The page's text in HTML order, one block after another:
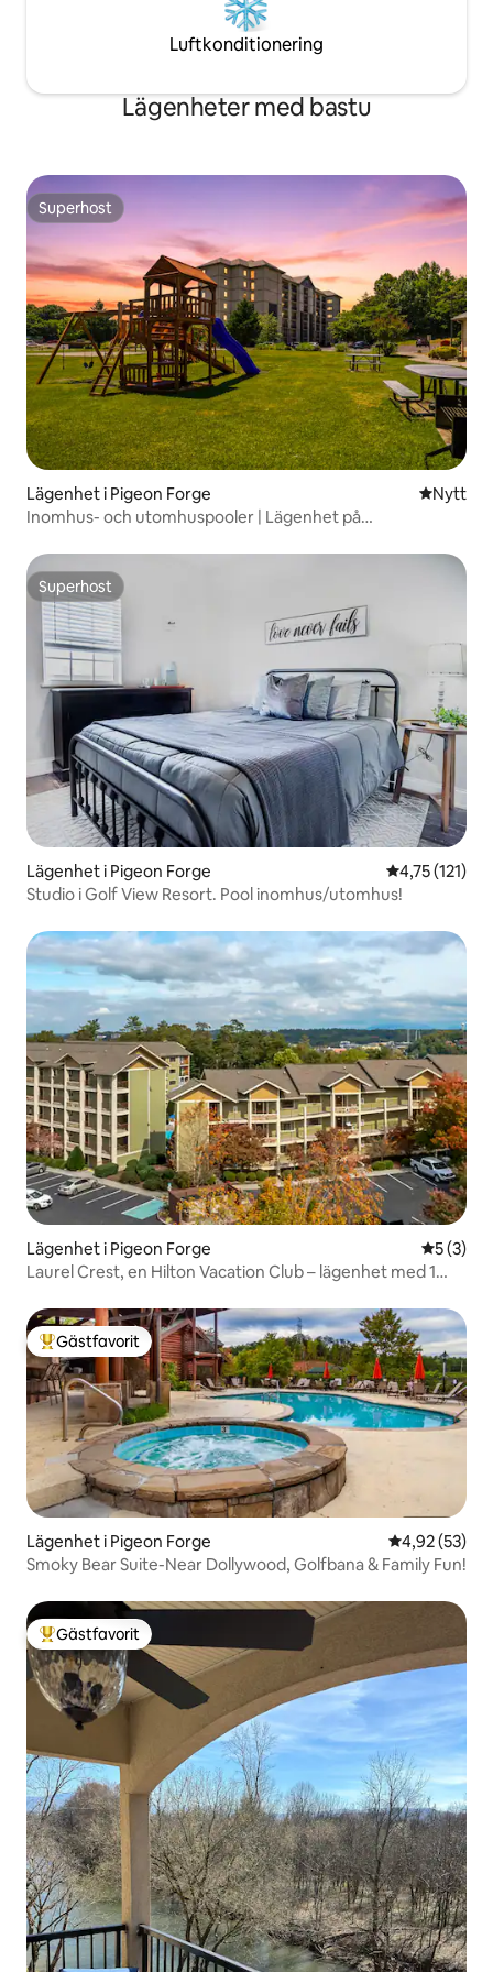
Luftkonditionering
Lägenheter med bastu
Superhost
Superhost
Lägenhet i Pigeon Forge NyttNytt
Inomhus- och utomhuspooler | Lägenhet på
Superhost
Superhost
Lägenhet i Pigeon Forge 4,75 av 5 i
4,75 (121)
Studio i Golf View Resort. Pool inomhus/utomhus!
Lägenhet i Pigeon Forge 5 av 5 i
5 (3)
Laurel Crest, en Hilton Vacation Club – lägenhet med 1
Populär gästfavorit
Gästfavorit
Lägenhet i Pigeon Forge 4,92 av 5 i
4,92 (53)
Smoky Bear Suite-Near Dollywood, Golfbana & Family Fun!
Populär gästfavorit
Gästfavorit